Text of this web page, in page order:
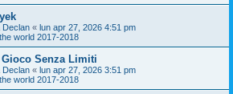
Declan « lun apr 27, 2026 4:51 pm
world 2017-2018
Gioco Senza Limiti
Declan « lun apr 27, 2026 3:51 pm
world 2017-2018